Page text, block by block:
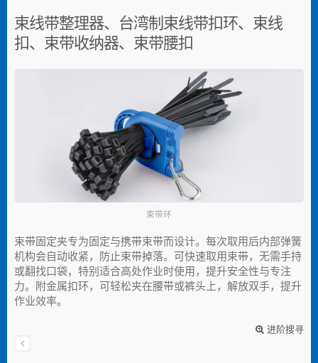
束线带整理器、台湾制束线带扣环、束线
扣、束带收纳器、束带腰扣
束带环
束带固定夹专为固定与携带束带而设计。每次取用后内部弹簧
机构会自动收紧，防止束带掉落。可快速取用束带，无需手持
或翻找口袋，特别适合高处作业时使用，提升安全性与专注
力。附金属扣环，可轻松夹在腰带或裤头上，解放双手，提升
作业效率。
进阶搜寻